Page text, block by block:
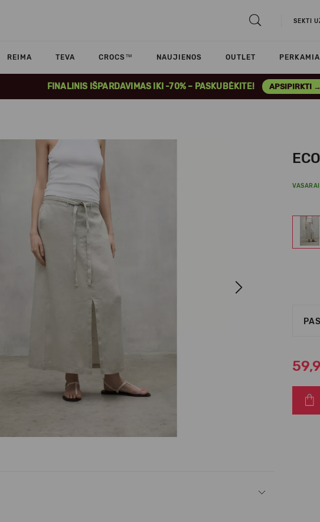
SEKTI
REIMA TEVA CROCS™ NAUJIENOS OUTLET
FINALINIS IŠPARDAVIMAS IKI -70% – PASKUBĖKITE! APSIPIRKTI →
Next
VASARAI